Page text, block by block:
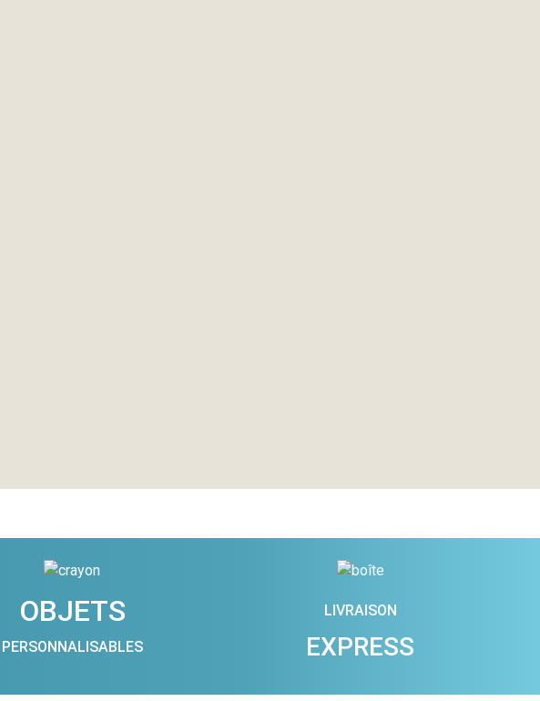
OBJETS
PERSONNALISABLES
LIVRAISON
EXPRESS